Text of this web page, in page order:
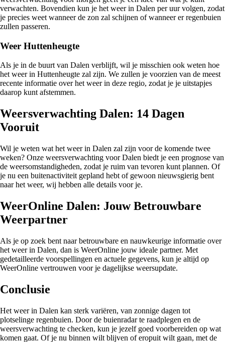
verwachten. Bovendien kun je het weer in Dalen per uur volgen, zodat
je precies weet wanneer de zon zal schijnen of wanneer er regenbuien
zullen passeren.
Weer Huttenheugte
Als je in de buurt van Dalen verblijft, wil je misschien ook weten hoe
het weer in Huttenheugte zal zijn. We zullen je voorzien van de meest
recente informatie over het weer in deze regio, zodat je je uitstapjes
daarop kunt afstemmen.
Weersverwachting Dalen: 14 Dagen
Vooruit
Wil je weten wat het weer in Dalen zal zijn voor de komende twee
weken? Onze weersverwachting voor Dalen biedt je een prognose van
de weersomstandigheden, zodat je ruim van tevoren kunt plannen. Of
je nu een buitenactiviteit gepland hebt of gewoon nieuwsgierig bent
naar het weer, wij hebben alle details voor je.
WeerOnline Dalen: Jouw Betrouwbare
Weerpartner
Als je op zoek bent naar betrouwbare en nauwkeurige informatie over
het weer in Dalen, dan is WeerOnline jouw ideale partner. Met
gedetailleerde voorspellingen en actuele gegevens, kun je altijd op
WeerOnline vertrouwen voor je dagelijkse weersupdate.
Conclusie
Het weer in Dalen kan sterk variëren, van zonnige dagen tot
plotselinge regenbuien. Door de buienradar te raadplegen en de
weersverwachting te checken, kun je jezelf goed voorbereiden op wat
komen gaat. Of je nu binnen wilt blijven of eropuit wilt gaan, met de